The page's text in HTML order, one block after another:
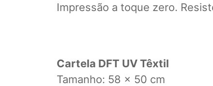
Impressão a toque zero.
Cartela DFT UV Têxtil
Tamanho: 58 x 50 cm